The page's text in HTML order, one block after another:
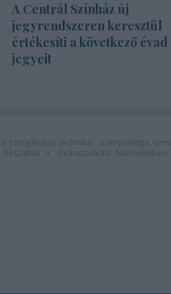
A Centrál Színház új
jegyrendszeren keresztül
értékesíti a következő évad
jegyeit